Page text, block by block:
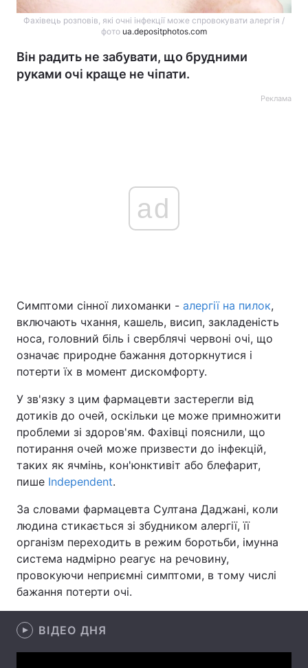
Головна Війна
Україна Політика
Економіка Світ
Спорт Наука
Техно і зв'язок Лайт
Зброя Інциденти
Цікавинки Погода
Екологія
Лонгріди
Відео з Youtube
Інтерв'ю Думки
Фахівець розповів, які очні інфекції може спровокувати алергія /
фото ua.depositphotos.com
Він радить не забувати, що брудними
руками очі краще не чіпати.
Реклама
ad
Симптоми сінної лихоманки - алергії на пилок,
включають чхання, кашель, висип, закладеність
носа, головний біль і сверблячі червоні очі, що
означає природне бажання доторкнутися і
потерти їх в момент дискомфорту.
У зв'язку з цим фармацевти застерегли від
дотиків до очей, оскільки це може примножити
проблеми зі здоров'ям. Фахівці пояснили, що
потирання очей може призвести до інфекцій,
таких як ячмінь, кон'юнктивіт або блефарит,
пише Independent.
За словами фармацевта Султана Даджані, коли
людина стикається зі збудником алергії, її
організм переходить в режим боротьби, імунна
система надмірно реагує на речовину,
провокуючи неприємні симптоми, в тому числі
бажання потерти очі.
ВІДЕО ДНЯ